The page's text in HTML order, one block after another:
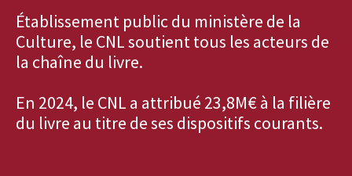
Établissement public du ministère de la
Culture, le CNL soutient tous les acteurs de
la chaîne du livre.
En 2024, le CNL a attribué 23,8M€ à la filière
du livre au titre de ses dispositifs courants.